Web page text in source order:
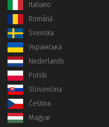
Italiano
Română
Svenska
Українська
Nederlands
Polski
Slovenčina
Čeština
Magyar